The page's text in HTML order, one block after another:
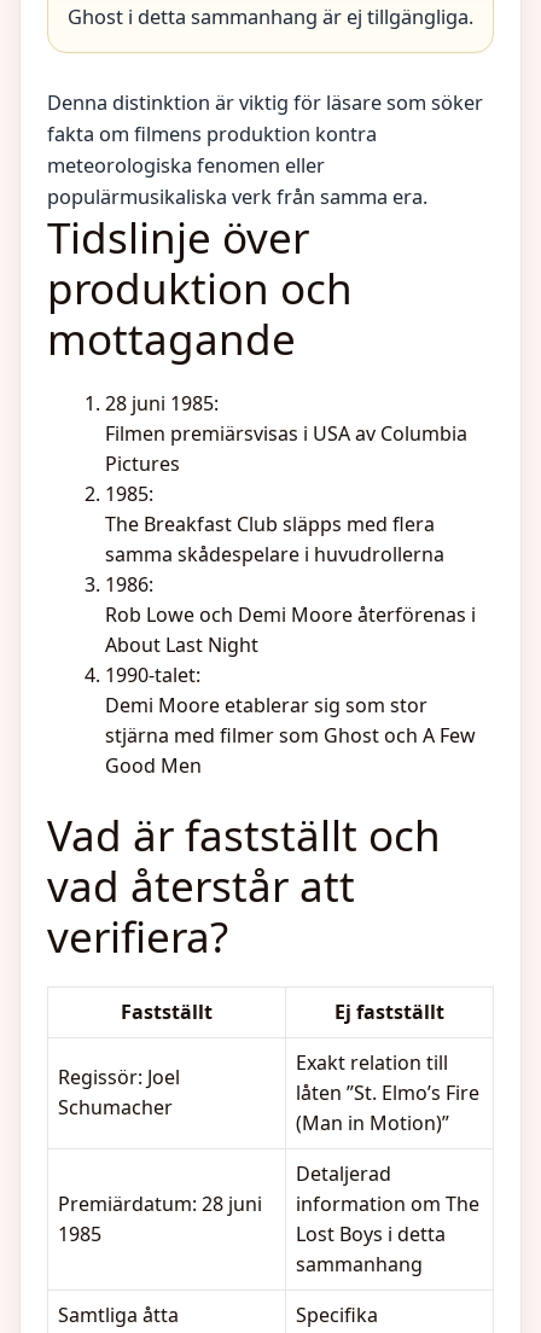
Ghost i detta sammanhang är ej tillgängliga.
Denna distinktion är viktig för läsare som söker
fakta om filmens produktion kontra
meteorologiska fenomen eller
populärmusikaliska verk från samma era.
Tidslinje över
produktion och
mottagande
28 juni 1985:
Filmen premiärsvisas i USA av Columbia
Pictures
1985:
The Breakfast Club släpps med flera
samma skådespelare i huvudrollerna
1986:
Rob Lowe och Demi Moore återförenas i
About Last Night
1990-talet:
Demi Moore etablerar sig som stor
stjärna med filmer som Ghost och A Few
Good Men
Vad är fastställt och
vad återstår att
verifiera?
Fastställt Ej fastställt
Regissör: Joel
Schumacher
Exakt relation till
låten ”St. Elmo’s Fire
(Man in Motion)”
Premiärdatum: 28 juni
1985
Detaljerad
information om The
Lost Boys i detta
sammanhang
Samtliga åtta
Specifika